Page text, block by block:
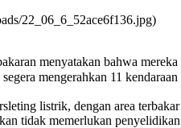
22_06_6_52ace6f136.jpg)
menyatakan bahwa
mengerahkan 11 kendaraan
listrik, dengan area
tidak memerlukan